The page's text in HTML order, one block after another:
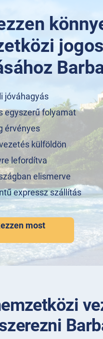
jóváhagyás
egyszerű folyamat
érvényes
külföldön
lefordítva
elismerve
expressz szállítás
most